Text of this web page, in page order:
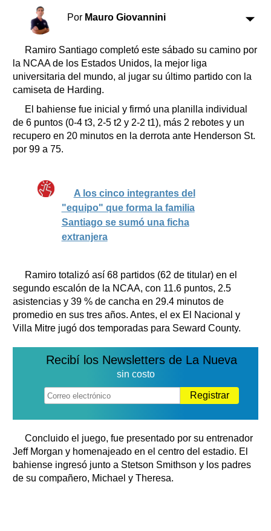
Fúnebres
Clasificados
Suplementos
Servicios
Farmacias
Loterías
Datos Útiles
Por Mauro Giovannini
Ramiro Santiago completó este sábado su camino por
la NCAA de los Estados Unidos, la mejor liga
universitaria del mundo, al jugar su último partido con la
camiseta de Harding.
El bahiense fue inicial y firmó una planilla individual
de 6 puntos (0-4 t3, 2-5 t2 y 2-2 t1), más 2 rebotes y un
recupero en 20 minutos en la derrota ante Henderson St.
por 99 a 75.
A los cinco integrantes del
"equipo" que forma la familia
Santiago se sumó una ficha
extranjera
Ramiro totalizó así 68 partidos (62 de titular) en el
segundo escalón de la NCAA, con 11.6 puntos, 2.5
asistencias y 39 % de cancha en 29.4 minutos de
promedio en sus tres años. Antes, el ex El Nacional y
Villa Mitre jugó dos temporadas para Seward County.
Recibí los Newsletters de La Nueva
sin costo
Registrar
Concluido el juego, fue presentado por su entrenador
Jeff Morgan y homenajeado en el centro del estadio. El
bahiense ingresó junto a Stetson Smithson y los padres
de su compañero, Michael y Theresa.